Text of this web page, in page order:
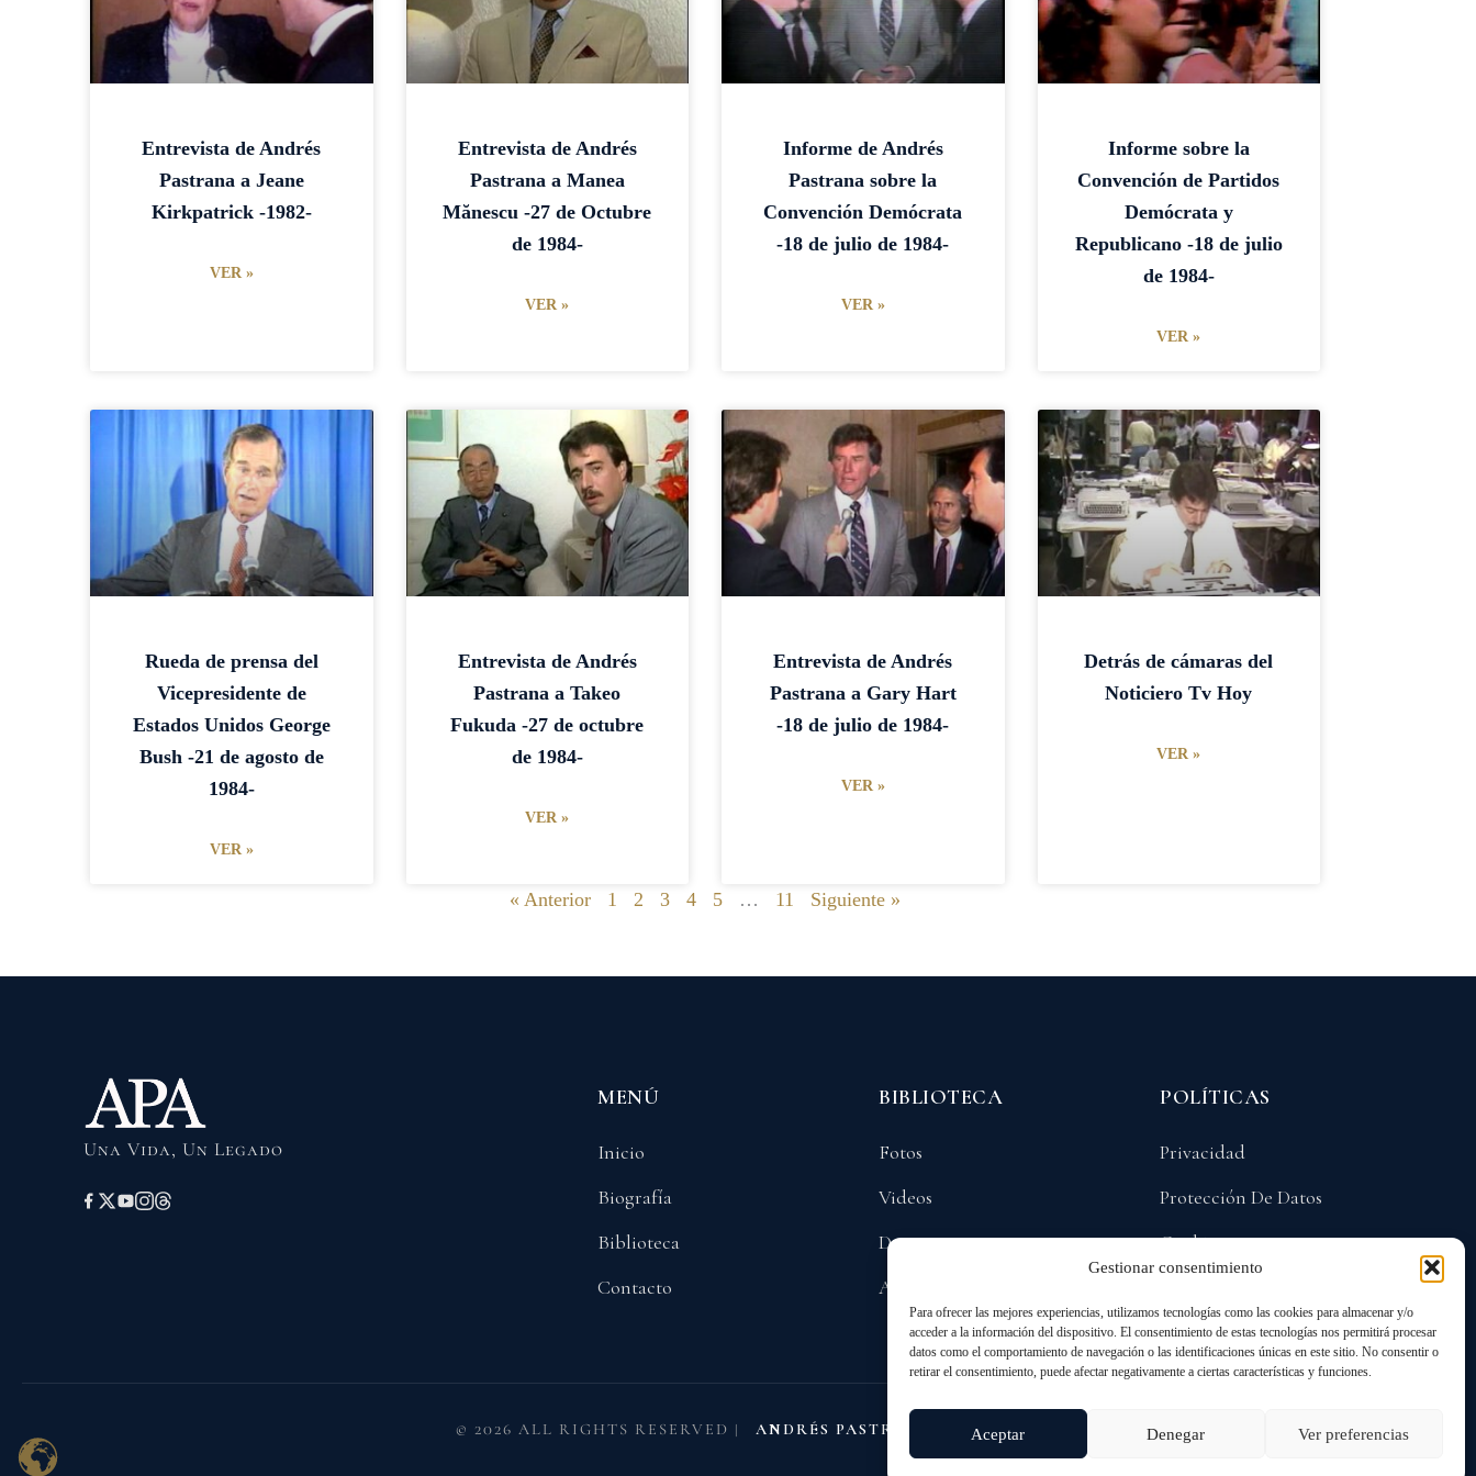
Gestionar consentimiento
Para ofrecer las mejores experiencias, utilizamos tecnologías como las cookies para almacenar y/o
acceder a la información del dispositivo. El consentimiento de estas tecnologías nos permitirá procesar
datos como el comportamiento de navegación o las identificaciones únicas en este sitio. No consentir o
retirar el consentimiento, puede afectar negativamente a ciertas características y funciones.
Aceptar Denegar Ver preferencias
Entrevista de Andrés
Pastrana a Jeane
Kirkpatrick -1982-
VER »
Entrevista de Andrés
Pastrana a Manea
Mănescu -27 de Octubre
de 1984-
VER »
Informe de Andrés
Pastrana sobre la
Convención Demócrata
-18 de julio de 1984-
VER »
Informe sobre la
Convención de Partidos
Demócrata y
Republicano -18 de julio
de 1984-
VER »
Rueda de prensa del
Vicepresidente de
Estados Unidos George
Bush -21 de agosto de
1984-
VER »
Entrevista de Andrés
Pastrana a Takeo
Fukuda -27 de octubre
de 1984-
VER »
Entrevista de Andrés
Pastrana a Gary Hart
-18 de julio de 1984-
VER »
Detrás de cámaras del
Noticiero Tv Hoy
VER »
« Anterior
I
A
1
I
N
A
2
I
N
A
3
A
4 5 …
I
11 Siguiente »
Una Vida, Un Legado
MENÚ
Inicio
Biografía
Biblioteca
Contacto
BIBLIOTECA
Fotos
Videos
Documentos
Audios
POLÍTICAS
Privacidad
Protección De Datos
Cookies
© 2026 ALL RIGHTS RESERVED | ANDRÉS PASTRANA ARANGO